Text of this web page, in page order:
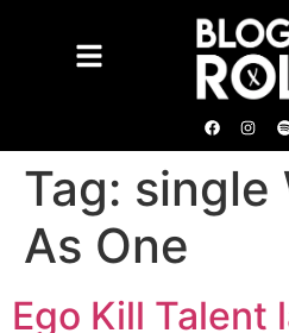
Tag: single
As One
Ego Kill Talent